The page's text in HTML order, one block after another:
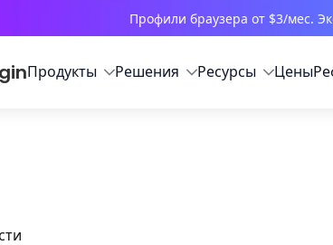
Профили браузера от $3/мес.
Продукты Решения Ресурсы Цены